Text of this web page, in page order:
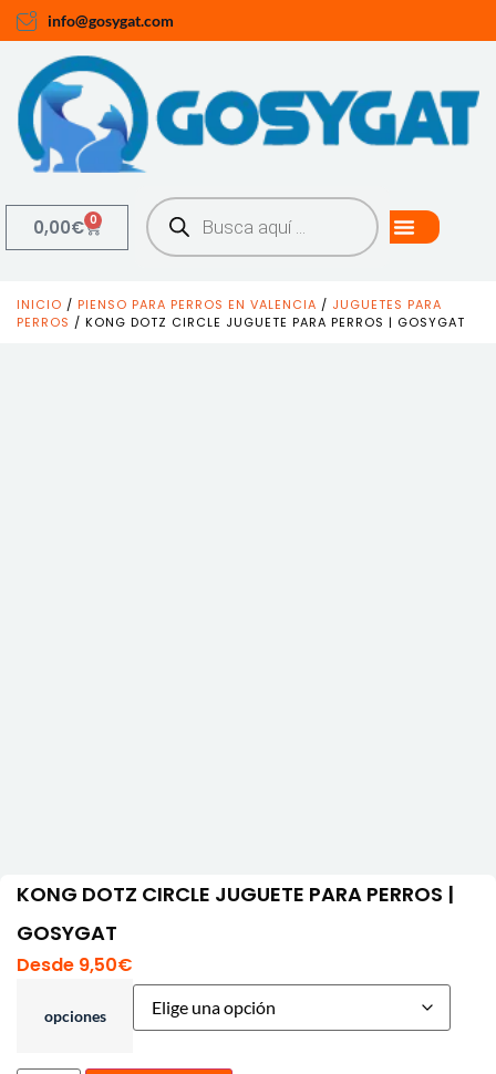
info@gosygat.com
0,00€ 0
INICIO / PIENSO PARA PERROS EN VALENCIA / JUGUETES PARA
PERROS / KONG DOTZ CIRCLE JUGUETE PARA PERROS | GOSYGAT
KONG DOTZ CIRCLE JUGUETE PARA PERROS |
GOSYGAT
Desde 9,50€
opciones